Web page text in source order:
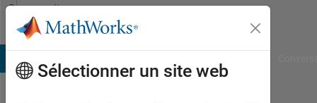
Passer au contenu
Community
Profile
Sélectionner un site web